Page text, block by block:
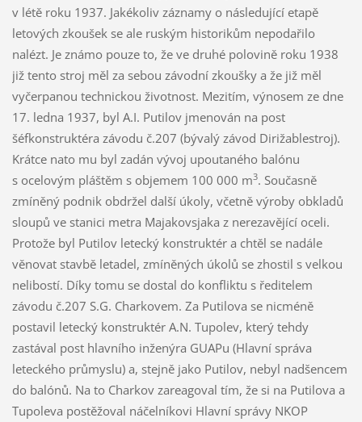
v létě roku 1937. Jakékoliv záznamy o následující etapě
letových zkoušek se ale ruským historikům nepodařilo
nalézt. Je známo pouze to, že ve druhé polovině roku 1938
již tento stroj měl za sebou závodní zkoušky a že již měl
vyčerpanou technickou životnost. Mezitím, výnosem ze dne
17. ledna 1937, byl A.I. Putilov jmenován na post
šéfkonstruktéra závodu č.207 (bývalý závod Dirižablestroj).
Krátce nato mu byl zadán vývoj upoutaného balónu
s ocelovým pláštěm s objemem 100 000 m3. Současně
zmíněný podnik obdržel další úkoly, včetně výroby obkladů
sloupů ve stanici metra Majakovsjaka z nerezavějící oceli.
Protože byl Putilov letecký konstruktér a chtěl se nadále
věnovat stavbě letadel, zmíněných úkolů se zhostil s velkou
nelibostí. Díky tomu se dostal do konfliktu s ředitelem
závodu č.207 S.G. Charkovem. Za Putilova se nicméně
postavil letecký konstruktér A.N. Tupolev, který tehdy
zastával post hlavního inženýra GUAPu (Hlavní správa
leteckého průmyslu) a, stejně jako Putilov, nebyl nadšencem
do balónů. Na to Charkov zareagoval tím, že si na Putilova a
Tupoleva postěžoval náčelníkovi Hlavní správy NKOP